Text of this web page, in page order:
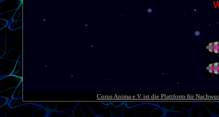
Corus Anima e.V. ist die Plattform für